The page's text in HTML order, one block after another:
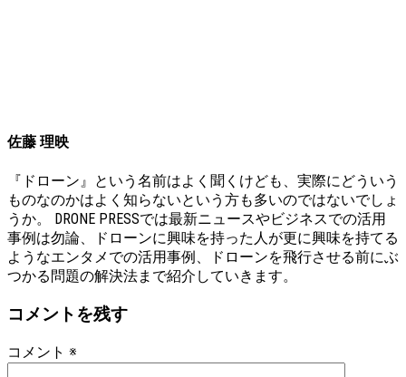
佐藤 理映
『ドローン』という名前はよく聞くけども、実際にどういう
ものなのかはよく知らないという方も多いのではないでしょ
うか。 DRONE PRESSでは最新ニュースやビジネスでの活用
事例は勿論、ドローンに興味を持った人が更に興味を持てる
ようなエンタメでの活用事例、ドローンを飛行させる前にぶ
つかる問題の解決法まで紹介していきます。
コメントを残す
コメント ※